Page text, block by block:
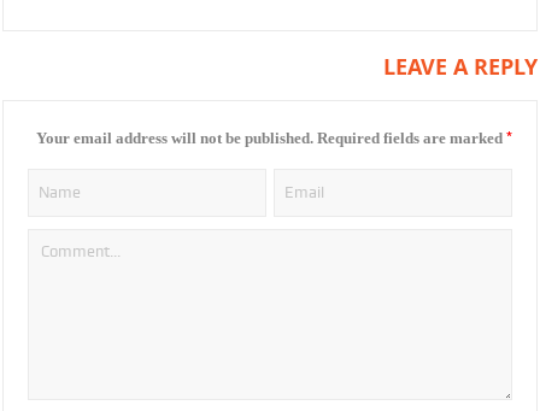
LEAVE A REPLY
Your email address will not be published. Required fields are marked *